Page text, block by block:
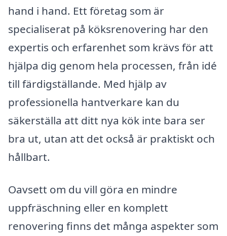
hand i hand. Ett företag som är
specialiserat på köksrenovering har den
expertis och erfarenhet som krävs för att
hjälpa dig genom hela processen, från idé
till färdigställande. Med hjälp av
professionella hantverkare kan du
säkerställa att ditt nya kök inte bara ser
bra ut, utan att det också är praktiskt och
hållbart.
Oavsett om du vill göra en mindre
uppfräschning eller en komplett
renovering finns det många aspekter som